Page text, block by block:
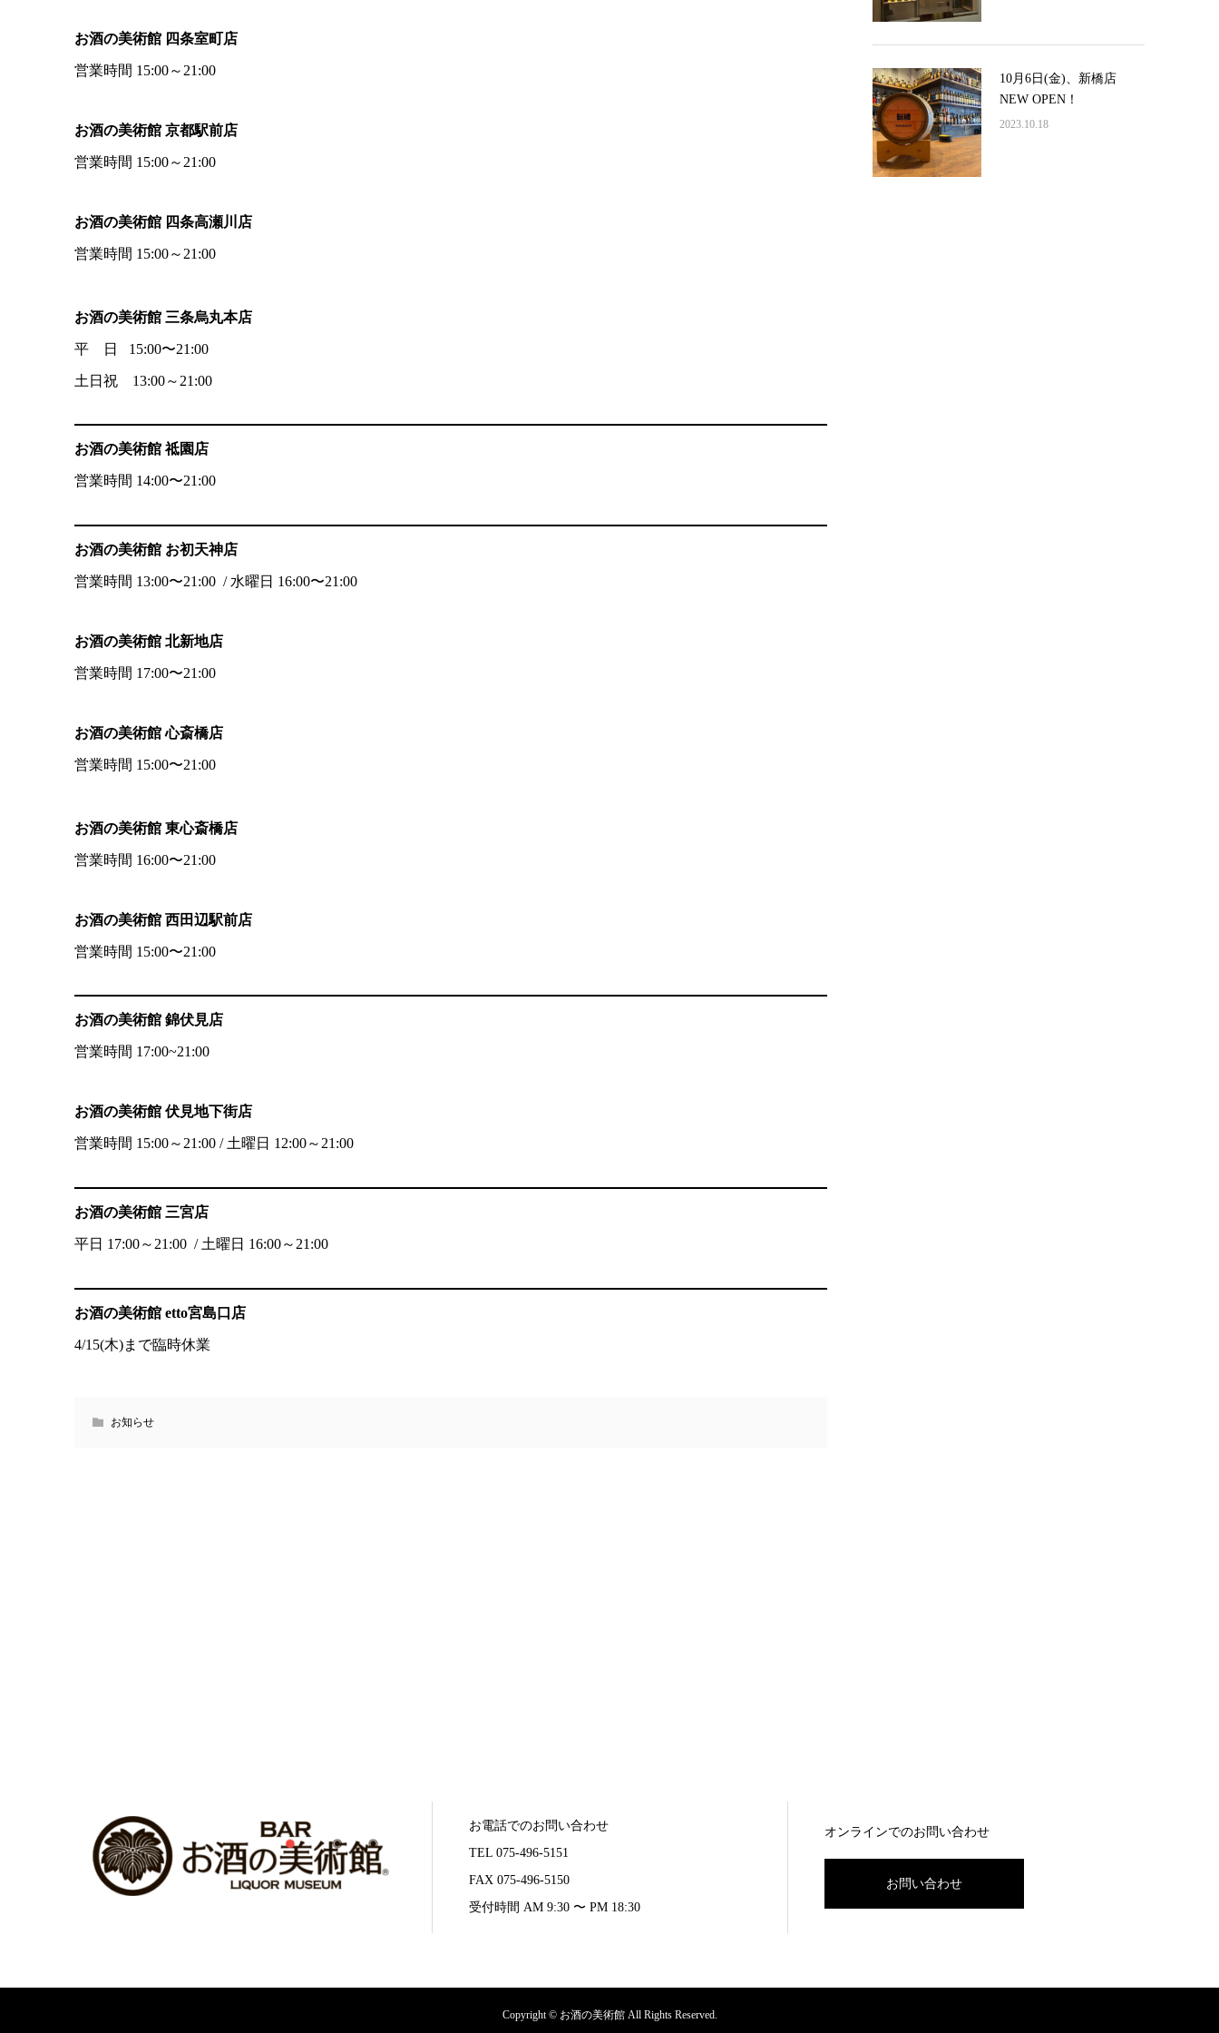
お酒の美術館 四条室町店
営業時間 15:00～21:00
お酒の美術館 京都駅前店
営業時間 15:00～21:00
お酒の美術館 四条高瀬川店
営業時間 15:00～21:00
お酒の美術館 三条烏丸本店
平 日 15:00〜21:00
土日祝 13:00～21:00
お酒の美術館 祗園店
営業時間 14:00〜21:00
お酒の美術館 お初天神店
営業時間 13:00〜21:00 / 水曜日 16:00〜21:00
お酒の美術館 北新地店
営業時間 17:00〜21:00
お酒の美術館 心斎橋店
営業時間 15:00〜21:00
お酒の美術館 東心斎橋店
営業時間 16:00〜21:00
お酒の美術館 西田辺駅前店
営業時間 15:00〜21:00
お酒の美術館 錦伏見店
営業時間 17:00~21:00
お酒の美術館 伏見地下街店
営業時間 15:00～21:00 / 土曜日 12:00～21:00
お酒の美術館 三宮店
平日 17:00～21:00 / 土曜日 16:00～21:00
お酒の美術館 etto宮島口店
4/15(木)まで臨時休業
お知らせ
10月6日(金)、新橋店
NEW OPEN！
2023.10.18
お電話でのお問い合わせ
TEL 075-496-5151
FAX 075-496-5150
受付時間 AM 9:30 〜 PM 18:30
オンラインでのお問い合わせ
お問い合わせ
Copyright © お酒の美術館 All Rights Reserved.